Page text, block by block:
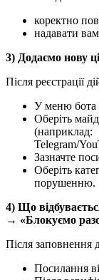
коректно
надавати
3) Додаємо нову
Після реєстрації
У меню бота
Оберіть
(наприклад:
Telegram/
Зазначте
Оберіть
порушенню.
4) Що
→ «Блокуємо
Після заповнення
Посилання